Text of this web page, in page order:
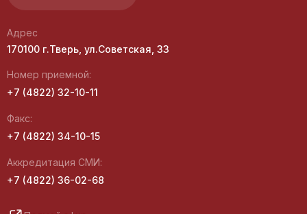
Адрес
170100 г.Тверь, ул.Советская, 33
Номер приемной:
+7 (4822) 32-10-11
Факс:
+7 (4822) 34-10-15
Аккредитация СМИ:
+7 (4822) 36-02-68